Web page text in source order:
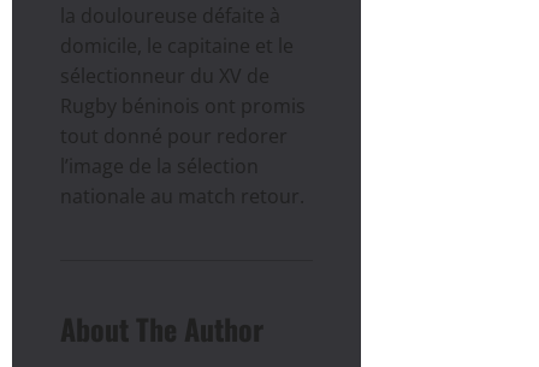
la douloureuse défaite à
domicile, le capitaine et le
sélectionneur du XV de
Rugby béninois ont promis
tout donné pour redorer
l’image de la sélection
nationale au match retour.
About The Author